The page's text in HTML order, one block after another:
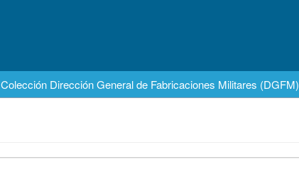
Colección Dirección General de Fabricaciones Militares (DGFM)